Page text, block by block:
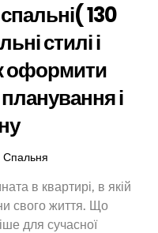
130
стилі і
оформити
і
Спальня
в квартирі, в якій
свого життя. Що
для сучасної